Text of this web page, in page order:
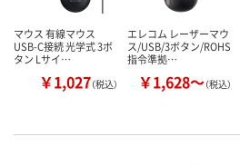
マウス 有線マウス
USB-C接続 光学式 3ボ
タン Lサイ…
￥1,027（税込）
エレコム レーザーマウ
ス/USB/3ボタン/ROHS
指令準拠…
￥1,628～（税込）